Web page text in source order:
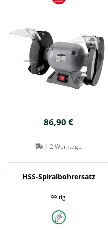
86,90 €
1-2 Werktage
HSS-Spiralbohrersatz
99-tlg.